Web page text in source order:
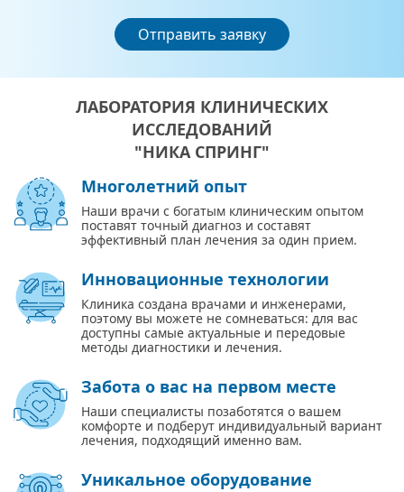
Отправить заявку
ЛАБОРАТОРИЯ КЛИНИЧЕСКИХ
ИССЛЕДОВАНИЙ
"НИКА СПРИНГ"
Многолетний опыт
Наши врачи с богатым клиническим опытом
поставят точный диагноз и составят
эффективный план лечения за один прием.
Инновационные технологии
Клиника создана врачами и инженерами,
поэтому вы можете не сомневаться: для вас
доступны самые актуальные и передовые
методы диагностики и лечения.
Забота о вас на первом месте
Наши специалисты позаботятся о вашем
комфорте и подберут индивидуальный вариант
лечения, подходящий именно вам.
Уникальное оборудование